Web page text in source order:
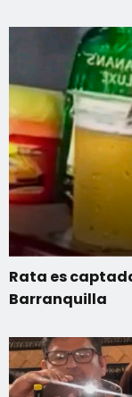
Rata es
Barranquilla